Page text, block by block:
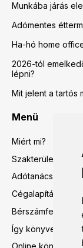
Munkába járás
Adómentes
Ha-hó home
2026-tól
lépni?
Mit jelent a tartós
Menü
Miért mi?
Szakterületeink
Adótanácsadás
Cégalapítás előtti
Bérszámfejtés
Így könyvelünk mi